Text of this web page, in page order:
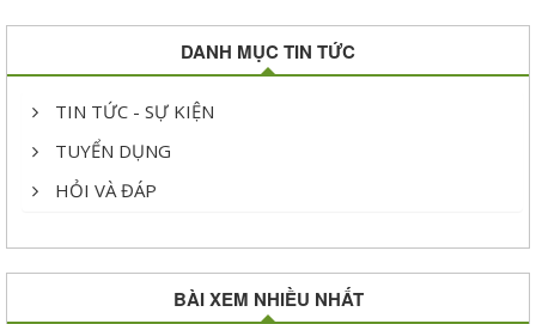
DANH MỤC TIN TỨC
TIN TỨC - SỰ KIỆN
TUYỂN DỤNG
HỎI VÀ ĐÁP
BÀI XEM NHIỀU NHẤT